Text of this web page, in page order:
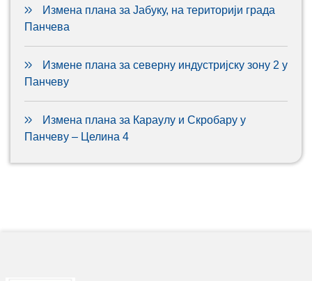
Измена плана за Јабуку, на територији града
Панчева
Измене плана за северну индустријску зону 2 у
Панчеву
Измена плана за Караулу и Скробару у
Панчеву – Целина 4